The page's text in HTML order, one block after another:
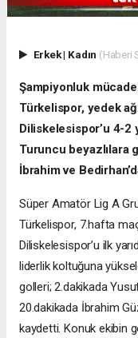
Erkek| Kadın (Haberi
Şampiyonluk
Türkelispor, yedek
Diliskelesispor’u 4-
Turuncu beyazlılara
İbrahim ve
Süper Amatör Lig A
Türkelispor, 7.hafta
Diliskelesispor’u ilk
liderlik koltuğuna
golleri; 2.dakikada
20.dakikada İbrahim
kaydetti. Konuk ekibin